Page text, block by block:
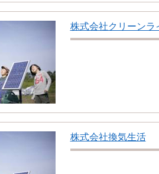
株式会社クリーンラ
株式会社換気生活